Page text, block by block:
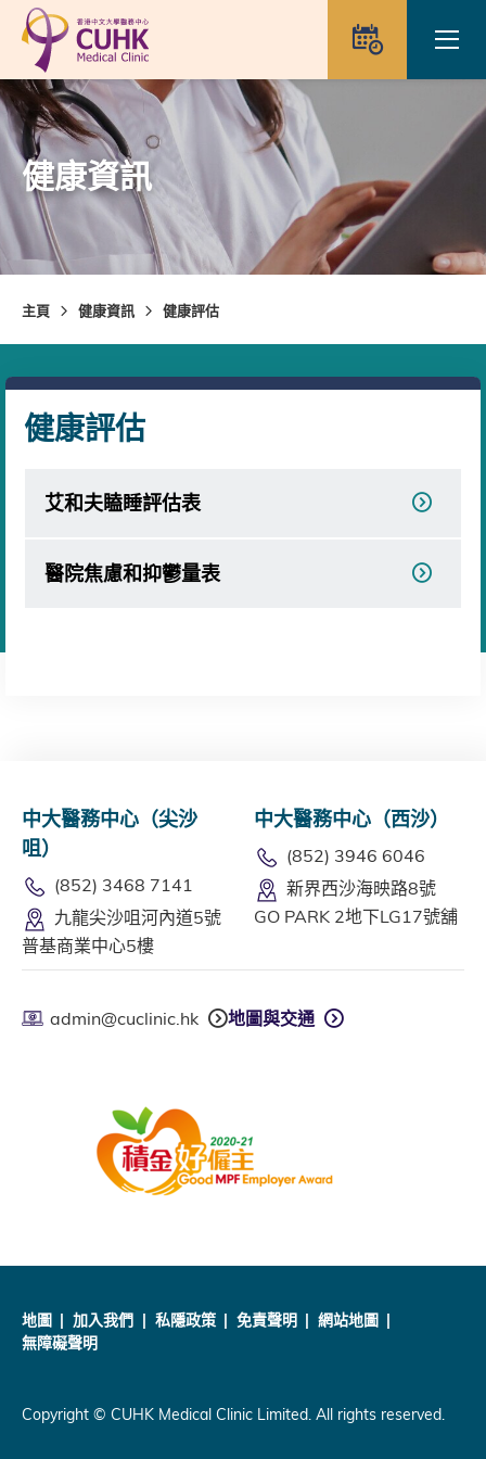
Skip to main content
預約
健康資訊
主頁 健康資訊 健康評估
健康評估
艾和夫瞌睡評估表
醫院焦慮和抑鬱量表
中大醫務中心（尖沙
咀）
(852) 3468 7141
九龍尖沙咀河內道5號
普基商業中心5樓
中大醫務中心（西沙）
(852) 3946 6046
新界西沙海映路8號
GO PARK 2地下LG17號舖
admin@cuclinic.hk 地圖與交通
地圖 加入我們 私隱政策 免責聲明
網站地圖
無障礙聲明
Copyright © CUHK Medical Clinic Limited. All rights reserved.